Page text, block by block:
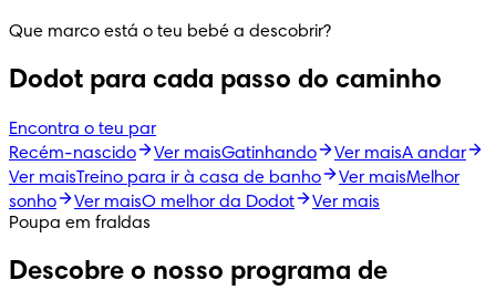
Que marco está o teu bebé a descobrir?
Dodot para cada passo do caminho
Encontra o teu par
Recém-nascido
Ver maisGatinhando Ver maisA andar
Ver maisTreino para ir à casa de banho Ver maisMelhor
sonho
Ver maisO melhor da Dodot
Ver mais
Poupa em fraldas
Descobre o nosso programa de